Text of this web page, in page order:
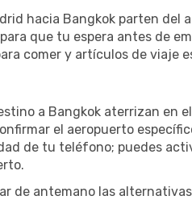
hacia Bangkok parten
que tu espera antes de
comer y artículos de
a Bangkok aterrizan en
el aeropuerto
de tu teléfono; puedes
de antemano las